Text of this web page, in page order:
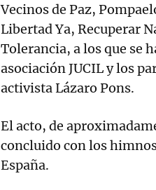
Vecinos de Paz,
Libertad Ya, Recuperar
Tolerancia, a los que se
asociación JUCIL y los
activista Lázaro Pons.
El acto, de
concluido con los
España.